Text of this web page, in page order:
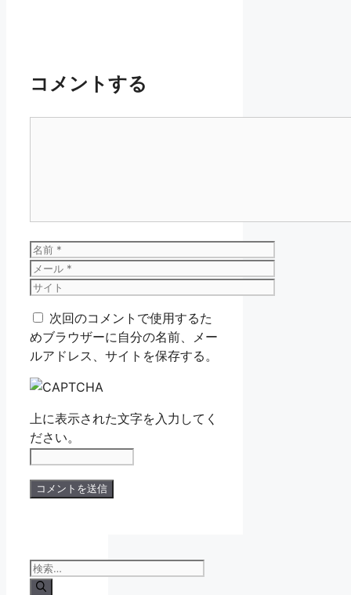
コメントする
名
前
メ
ー
サ
ト 次回のコメントで使用するた
めブラウザーに自分の名前、メー
ルアドレス、サイトを保存する。
上に表示された文字を入力してく
ださい。
検
索: